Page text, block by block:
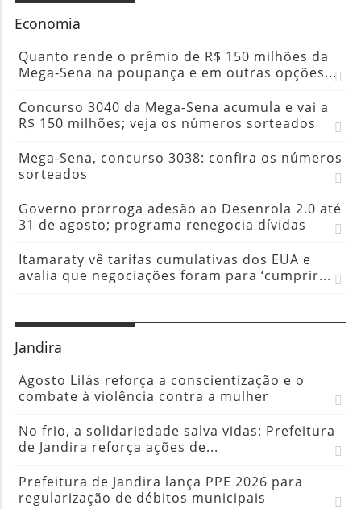
Economia
Quanto rende o prêmio de R$ 150 milhões da
Mega-Sena na poupança e em outras opções...
Concurso 3040 da Mega-Sena acumula e vai a
R$ 150 milhões; veja os números sorteados
Mega-Sena, concurso 3038: confira os números
sorteados
Governo prorroga adesão ao Desenrola 2.0 até
31 de agosto; programa renegocia dívidas
Itamaraty vê tarifas cumulativas dos EUA e
avalia que negociações foram para ‘cumprir...
Jandira
Agosto Lilás reforça a conscientização e o
combate à violência contra a mulher
No frio, a solidariedade salva vidas: Prefeitura
de Jandira reforça ações de...
Prefeitura de Jandira lança PPE 2026 para
regularização de débitos municipais